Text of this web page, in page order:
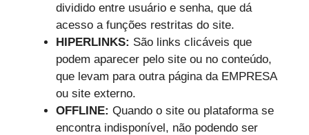
dividido entre usuário e senha, que dá
acesso a funções restritas do site.
HIPERLINKS: São links clicáveis que
podem aparecer pelo site ou no conteúdo,
que levam para outra página da EMPRESA
ou site externo.
OFFLINE: Quando o site ou plataforma se
encontra indisponível, não podendo ser